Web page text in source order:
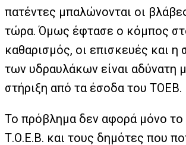
πατέντες μπαλώνονται οι
τώρα. Όμως έφτασε ο κόμπος
καθαρισμός, οι επισκευές και η
των υδραυλάκων είναι αδύνατη
στήριξη από τα έσοδα του ΤΟΕΒ.
Το πρόβλημα δεν αφορά μόνο το
Τ.Ο.Ε.Β. και τους δημότες που